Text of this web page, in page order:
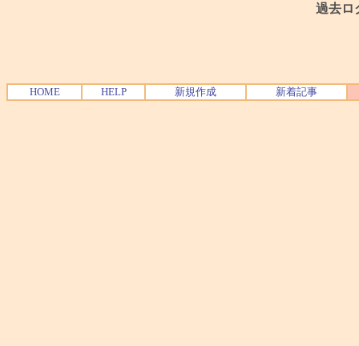
過去ロ
HOME HELP 新規作成 新着記事